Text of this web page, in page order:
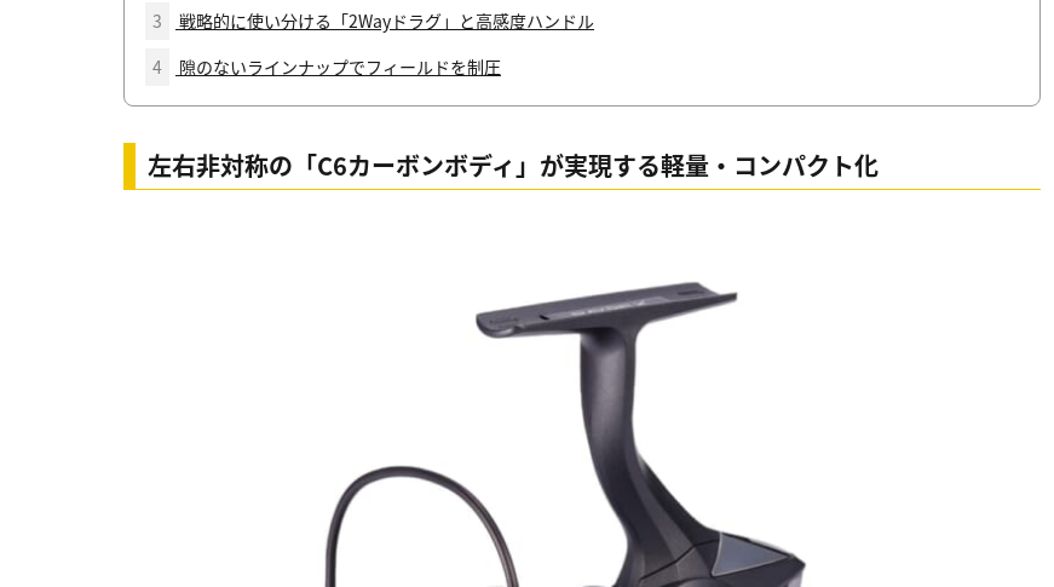
3
戦略的に使い分ける「2Wayドラグ」と高感度ハンドル
4
隙のないラインナップでフィールドを制圧
左右非対称の「C6カーボンボディ」が実現する軽量・コンパクト化